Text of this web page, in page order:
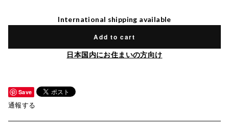
International shipping available
Add to cart
日本国内にお住まいの方向け
Save
通報する